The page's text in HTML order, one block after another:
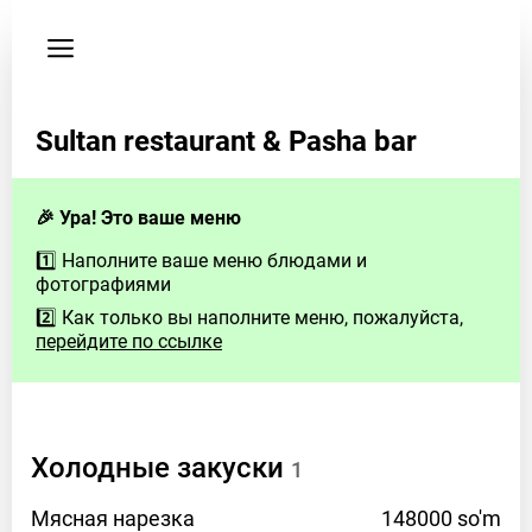
соглашение
+998900370537
будут
контакты
заведения
Если
у
Вас
–
с
Sultan restaurant & Pasha bar
🎉 Ура! Это ваше меню
1️⃣ Наполните ваше меню блюдами и
фотографиями
2️⃣ Как только вы наполните меню, пожалуйста,
перейдите по ссылке
Холодные закуски 1
Мясная нарезка 148000 so'm